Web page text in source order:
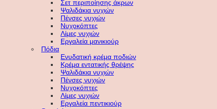
Σετ περιποίησης άκρων
Ψαλιδάκια νυχιών
Πένσες νυχιών
Νυχοκόπτες
Λίμες νυχιών
Εργαλεία μανικιούρ
Πόδια
Ενυδατική κρέμα ποδιών
Κρέμα εντατικής θρέψης
Ψαλιδάκια νυχιών
Πένσες νυχιών
Νυχοκόπτες
Λίμες νυχιών
Εργαλεία πεντικιούρ